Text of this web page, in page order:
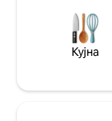
Кујна